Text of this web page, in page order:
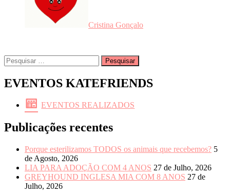
Cristina Gonçalo
Pesquisar
por:
EVENTOS KATEFRIENDS
EVENTOS REALIZADOS
Publicações recentes
Porque esterilizamos TODOS os animais que recebemos? 5
de Agosto, 2026
LIA PARA ADOÇÃO COM 4 ANOS 27 de Julho, 2026
GREYHOUND INGLESA MIA COM 8 ANOS 27 de
Julho, 2026